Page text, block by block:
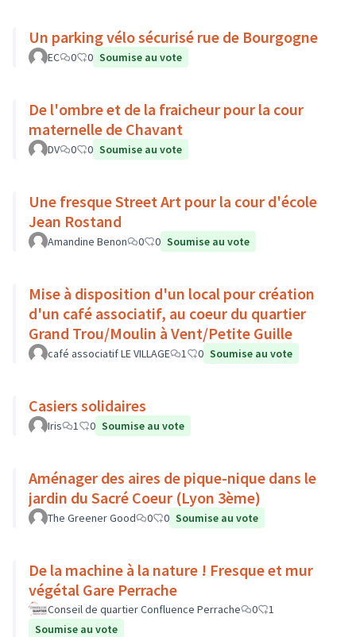
Un parking vélo sécurisé rue de Bourgogne
EC 0 0 Soumise au vote
De l'ombre et de la fraicheur pour la cour
maternelle de Chavant
DV 0 0 Soumise au vote
Une fresque Street Art pour la cour d'école
Jean Rostand
Amandine Benon 0 0 Soumise au vote
Mise à disposition d'un local pour création
d'un café associatif, au coeur du quartier
Grand Trou/Moulin à Vent/Petite Guille
café associatif LE VILLAGE 1 0 Soumise au vote
Casiers solidaires
Iris 1 0 Soumise au vote
Aménager des aires de pique-nique dans le
jardin du Sacré Coeur (Lyon 3ème)
The Greener Good 0 0 Soumise au vote
De la machine à la nature ! Fresque et mur
végétal Gare Perrache
Conseil de quartier Confluence Perrache 0
1
Soumise au vote